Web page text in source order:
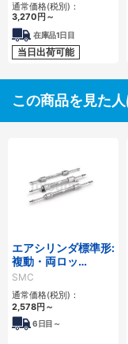
通常価格(税別)：
3,270 円 ～
在庫品1日目
当日出荷可能
この商品を見た
エアシリンダ標準形:
複動・両ロッ
ド/CJ2Wシリーズ
SMC
通常価格(税別)：
2,578円 ～
6 日目～